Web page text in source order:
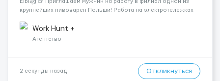
Elbląg 🍺 Приглашаем мужчин на работу в филиал одной из
крупнейших пивоварен Польши! Работа на электротележках
сертификата. Стабильность, много часов и официальное
оформление...
Work Hunt +
Агентство
2 секунды назад Откликнуться